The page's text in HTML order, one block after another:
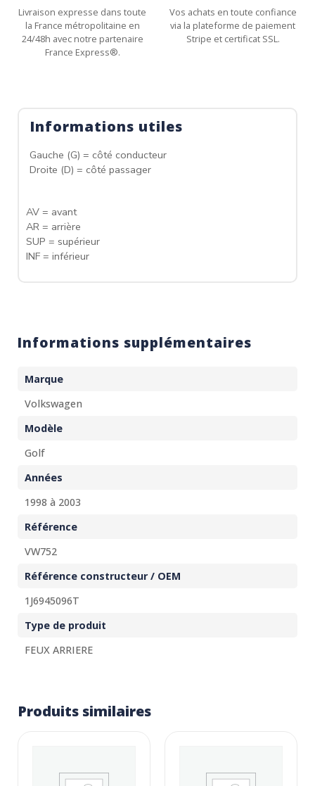
Livraison expresse dans toute
la France métropolitaine en
24/48h avec notre partenaire
France Express®.
Vos achats en toute confiance
via la plateforme de paiement
Stripe et certificat SSL.
Informations utiles
Gauche (G) = côté conducteur
Droite (D) = côté passager
AV = avant
AR = arrière
SUP = supérieur
INF = inférieur
Informations supplémentaires
Marque
Volkswagen
Modèle
Golf
Années
1998 à 2003
Référence
VW752
Référence constructeur / OEM
1J6945096T
Type de produit
FEUX ARRIERE
Produits similaires